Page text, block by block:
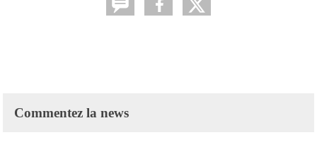
Commentez la news